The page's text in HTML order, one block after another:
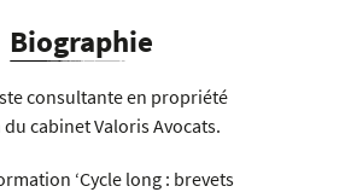
Biographie
consultante en propriété
cabinet Valoris Avocats.
‘Cycle long : brevets